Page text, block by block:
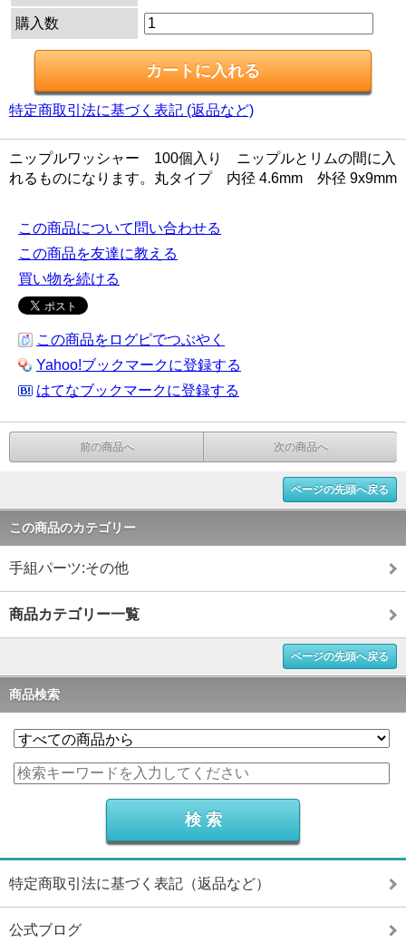
購入数
特定商取引法に基づく表記 (返品など)
ニップルワッシャー 100個入り ニップルとリムの間に入
れるものになります。丸タイプ 内径 4.6mm 外径 9x9mm
この商品について問い合わせる
この商品を友達に教える
買い物を続ける
この商品をログピでつぶやく
Yahoo!ブックマークに登録する
はてなブックマークに登録する
前の商品へ 次の商品へ
ページの先頭へ戻る
この商品のカテゴリー
手組パーツ:その他
商品カテゴリー一覧
ページの先頭へ戻る
商品検索
特定商取引法に基づく表記（返品など）
公式ブログ